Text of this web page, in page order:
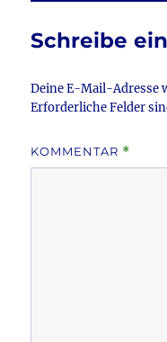
o
o
k
Schreibe
Deine E-Mail-Adresse
Erforderliche Felder
KOMMENTAR *